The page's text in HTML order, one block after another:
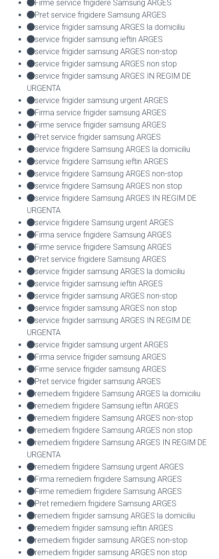
Firme service frigidere Samsung ARGES
Pret service frigidere Samsung ARGES
service frigider samsung ARGES la domiciliu
service frigider samsung ieftin ARGES
service frigider samsung ARGES non-stop
service frigider samsung ARGES non stop
service frigider samsung ARGES IN REGIM DE
URGENTA
service frigider samsung urgent ARGES
Firma service frigider samsung ARGES
Firme service frigider samsung ARGES
Pret service frigider samsung ARGES
service frigidere Samsung ARGES la domiciliu
service frigidere Samsung ieftin ARGES
service frigidere Samsung ARGES non-stop
service frigidere Samsung ARGES non stop
service frigidere Samsung ARGES IN REGIM DE
URGENTA
service frigidere Samsung urgent ARGES
Firma service frigidere Samsung ARGES
Firme service frigidere Samsung ARGES
Pret service frigidere Samsung ARGES
service frigider samsung ARGES la domiciliu
service frigider samsung ieftin ARGES
service frigider samsung ARGES non-stop
service frigider samsung ARGES non stop
service frigider samsung ARGES IN REGIM DE
URGENTA
service frigider samsung urgent ARGES
Firma service frigider samsung ARGES
Firme service frigider samsung ARGES
Pret service frigider samsung ARGES
remediem frigidere Samsung ARGES la domiciliu
remediem frigidere Samsung ieftin ARGES
remediem frigidere Samsung ARGES non-stop
remediem frigidere Samsung ARGES non stop
remediem frigidere Samsung ARGES IN REGIM DE
URGENTA
remediem frigidere Samsung urgent ARGES
Firma remediem frigidere Samsung ARGES
Firme remediem frigidere Samsung ARGES
Pret remediem frigidere Samsung ARGES
remediem frigider samsung ARGES la domiciliu
remediem frigider samsung ieftin ARGES
remediem frigider samsung ARGES non-stop
remediem frigider samsung ARGES non stop